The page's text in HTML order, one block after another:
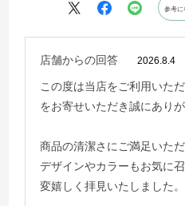
参考に
店舗からの回答 2026.8.4
この度は当店をご利用いた
をお寄せいただき誠にあり
商品の清潔さにご満足いただ
デザインやカラーもお気に
変嬉しく拝見いたしました。